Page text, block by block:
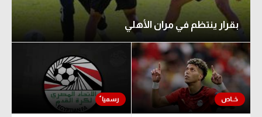
بقرار ينتظم في مران الأهلي